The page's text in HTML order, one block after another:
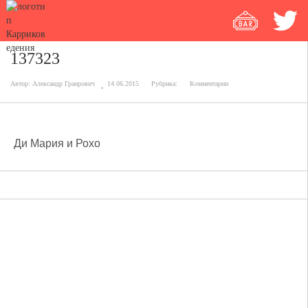
137323
Автор: Александр Граирович 14.06.2015 Рубрика: Комментарии
Ди Мария и Рохо